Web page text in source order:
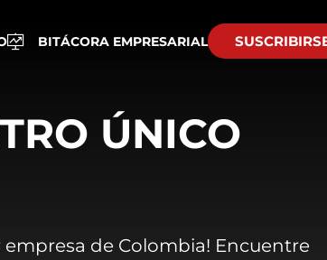
BITÁCORA EMPRESARIAL
ÚNICO
de Colombia! Encuentre